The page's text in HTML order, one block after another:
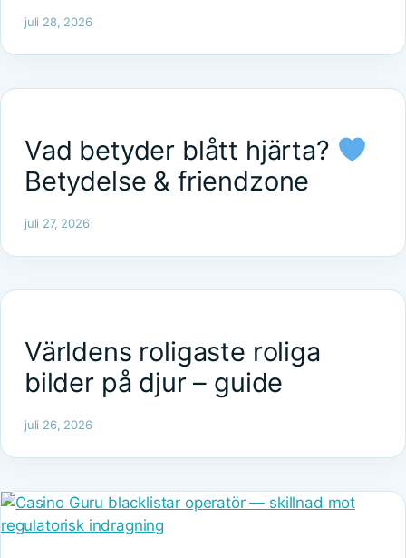
juli 28, 2026
Vad betyder blått hjärta?
Betydelse & friendzone
juli 27, 2026
Världens roligaste roliga
bilder på djur – guide
juli 26, 2026